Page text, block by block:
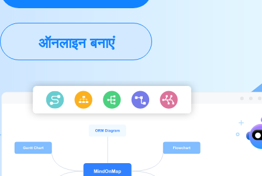
ऑनलाइन बनाएं